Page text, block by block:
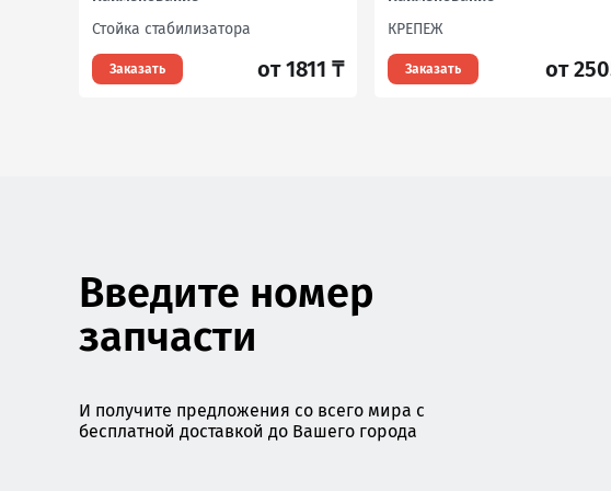
Стойка стабилизатора
Заказать от 1811 ₸
КРЕПЕЖ
Заказать от
Введите номер
запчасти
И получите предложения со всего мира с
бесплатной доставкой до Вашего города